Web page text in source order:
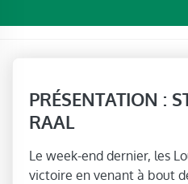
PRÉSENTATION :
RAAL
Le week-end dernier, les
victoire en venant à bout